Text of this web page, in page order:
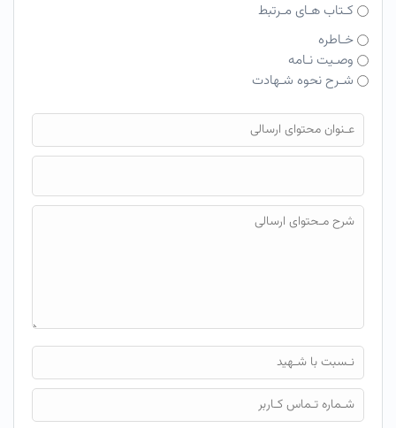
کـتاب هـای مـرتبط
خـاطره
وصـیت نـامه
شـرح نحوه شـهادت
فایل محتوای ارسالی